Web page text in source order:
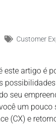
Customer
este artigo é
seu
um pouco
(CX) e